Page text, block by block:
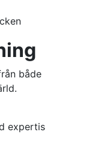
både
expertis